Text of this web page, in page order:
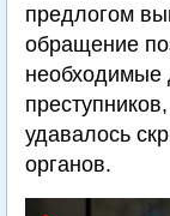
предлогом
обращение
необходимые
удавалось
органов.